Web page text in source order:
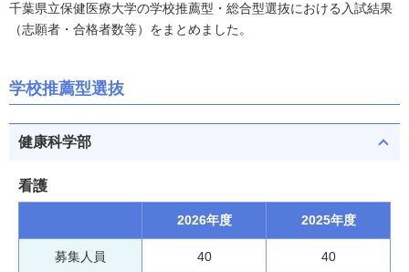
千葉県立保健医療大学の学校推薦型・総合型選抜における入試結果
（志願者・合格者数等）をまとめました。
学校推薦型選抜
健康科学部
看護
2026年度 2025年度
募集人員 40 40